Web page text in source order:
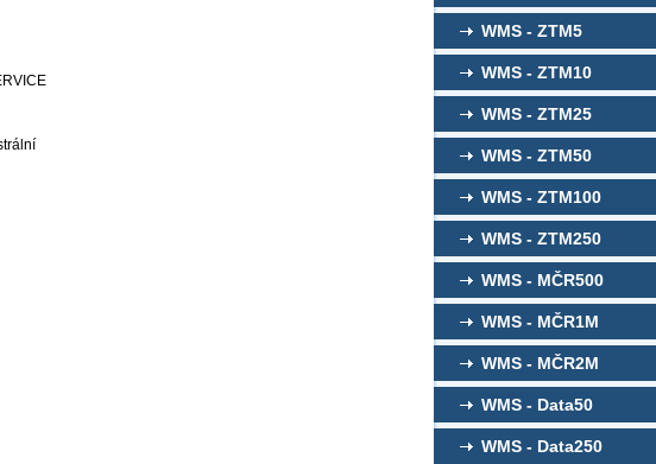
WMS - ZTM5
WMS - ZTM10
WMS - ZTM25
WMS - ZTM50
WMS - ZTM100
WMS - ZTM250
WMS - MČR500
WMS - MČR1M
WMS - MČR2M
WMS - Data50
WMS - Data250